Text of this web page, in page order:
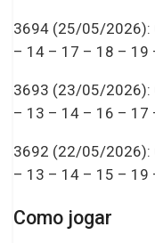
3694 (25/05/2026):
– 14 – 17 – 18 – 19
3693 (23/05/2026):
– 13 – 14 – 16 – 17
3692 (22/05/2026):
– 13 – 14 – 15 – 19
Como jogar